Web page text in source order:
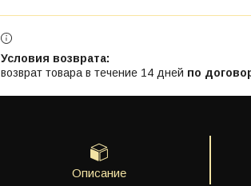
возврат товара в течение 14 дней по
Описание